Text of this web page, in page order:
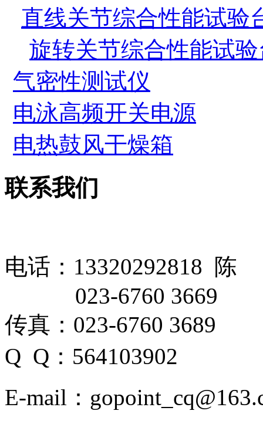
直线关节综合性能试验
旋转关节综合性能试
气密性测试仪
电泳高频开关电源
电热鼓风干燥箱
联系我们
电话：13320292818 陈
023-6760 3669
传真：023-6760 3689
Q Q：564103902
E-mail：